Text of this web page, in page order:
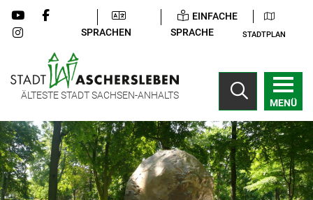
SPRACHEN
EINFACHE
SPRACHE
STADTPLAN
ÄLTESTE STADT SACHSEN-ANHALTS
MENÜ